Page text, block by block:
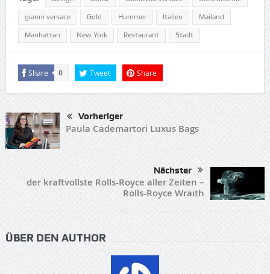
gianni versace Gold Hummer Italien Mailand
Manhattan New York Restaurant Stadt
Share 0 Tweet Share
Vorheriger
Paula Cademartori Luxus Bags
Nächster
der kraftvollste Rolls-Royce aller Zeiten –
Rolls-Royce Wraith
ÜBER DEN AUTHOR